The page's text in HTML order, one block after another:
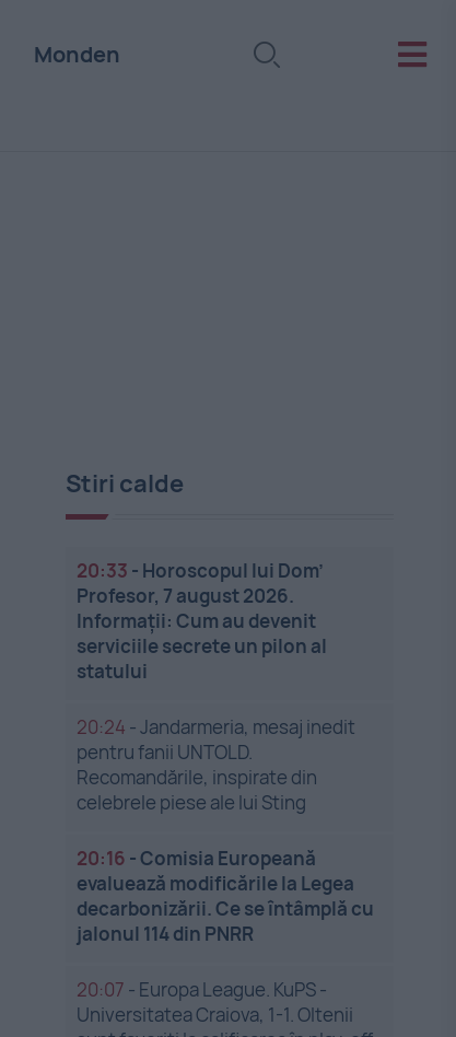
Monden
Stiri calde
20:33 - Horoscopul lui Dom’
Profesor, 7 august 2026.
Informații: Cum au devenit
serviciile secrete un pilon al
statului
20:24 -Jandarmeria, mesaj inedit
pentru fanii UNTOLD.
Recomandările, inspirate din
celebrele piese ale lui Sting
20:16 -Comisia Europeană
evaluează modificările la Legea
decarbonizării. Ce se întâmplă cu
jalonul 114 din PNRR
20:07 - Europa League. KuPS -
Universitatea Craiova, 1-1. Oltenii